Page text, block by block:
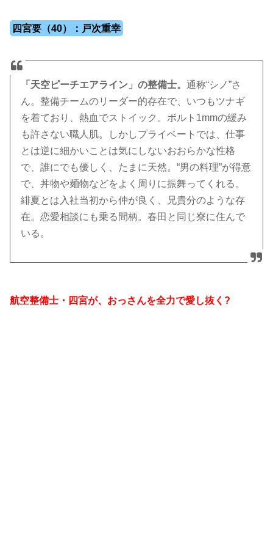
四宮要（40）：戸次重幸
「天空ピーチエアライン」の整備士。通称“シノ”さ
ん。整備チームのリーダー的存在で、いつもツナギ
を着ており、熱血でストイック。ボルト1mmの緩み
も許さない職人肌。しかしプライベートでは、仕事
とは逆に細かいことは気にしないおおらかな性格
で、誰にでも優しく、たまに天然。“男の料理”が得意
で、丼物や麺物などをよく周りに振舞ってくれる。
緋夏とは入社当初から仲が良く、兄貴分のような存
在。恋愛相談にも乗る間柄。春田と同じ寮に住んで
いる。
航空整備士・四宮が、おっさんを全力で愛し抜く?